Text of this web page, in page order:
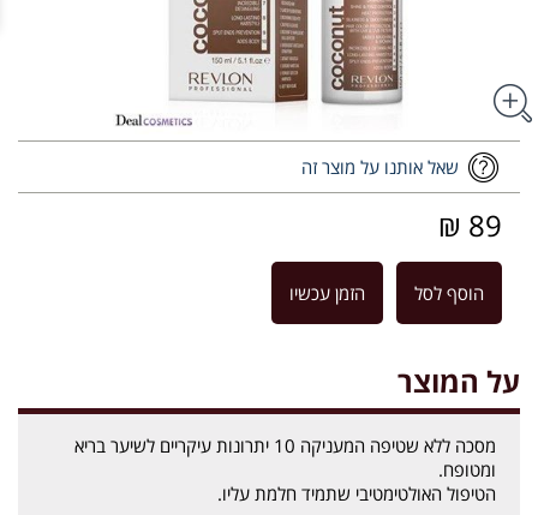
שאל אותנו על מוצר זה
89 ₪
הוסף לסל הזמן עכשיו
על המוצר
מסכה ללא שטיפה המעניקה 10 יתרונות עיקריים לשיער בריא
ומטופח.
הטיפול האולטימטיבי שתמיד חלמת עליו.